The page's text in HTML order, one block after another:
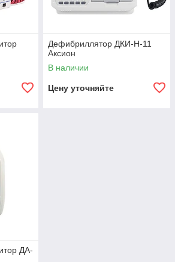
Дефибриллятор ДКИ-Н-11
Аксион
В наличии
Цену уточняйте
ДА-